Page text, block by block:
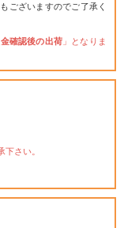
ございますのでご了承く
金確認後の出荷 」となりま
さい。